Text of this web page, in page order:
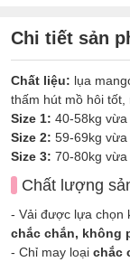
Chi tiết sản
Chất liệu: lụa
thấm hút mồ hôi tốt,
Size 1: 40-58kg vừa
Size 2: 59-69kg vừa
Size 3: 70-80kg vừa
Chất lượng
- Vải được lựa chọn
chắc chắn, không
- Chỉ may loại chắc